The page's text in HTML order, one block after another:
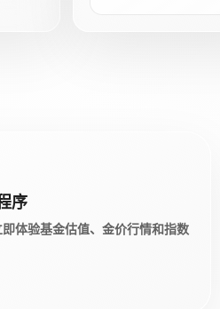
序
体验基金估值、金价行情和指数